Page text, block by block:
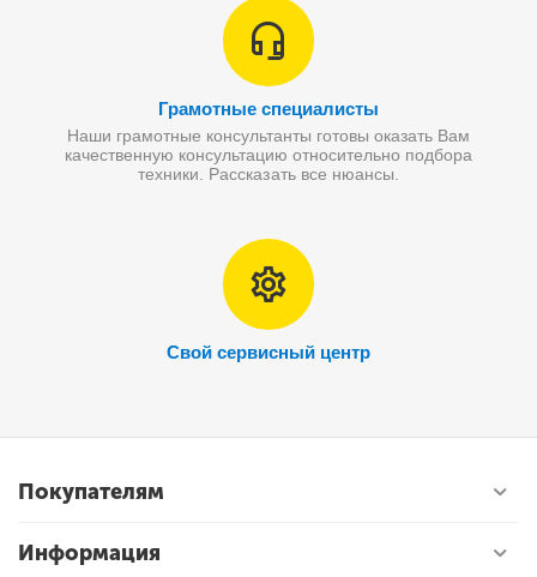
Грамотные специалисты
Наши грамотные консультанты готовы оказать Вам
качественную консультацию относительно подбора
техники. Рассказать все нюансы.
Свой сервисный центр
Покупателям
Информация